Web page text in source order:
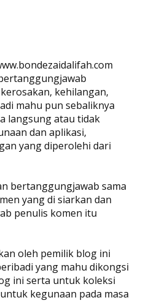
kehilangan,
mahu pun sebaliknya
langsung atau tidak
dan aplikasi,
yang diperolehi dari
bertanggungjawab sama
yang di siarkan dan
penulis komen itu
oleh pemilik blog ini
yang mahu dikongsi
ini serta untuk koleksi
kegunaan pada masa